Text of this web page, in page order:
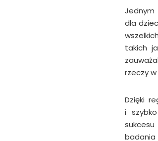
Jednym
dla
takich
rzeczy
Dzięki
i
badania